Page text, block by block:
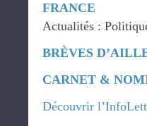
FRANCE
Actualités :
BRÈVES
CARNET &
Découvrir